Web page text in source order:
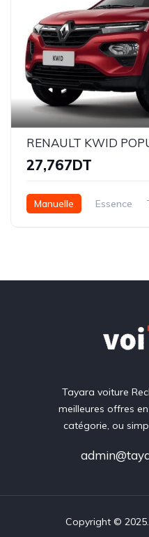
RENAULT KWID
27,767DT
Manuelle Essence
Tayara voiture
meilleures offres
catégorie, ou
Copyright ©